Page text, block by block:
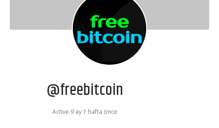
@freebitcoin
Active 9 ay 1 hafta önce